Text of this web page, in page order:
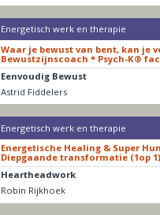
Energetisch werk en therapie
Waar je bewust van bent, kan je
Bewustzijnscoach * Psych-K®
Eenvoudig Bewust
Astrid Fiddelers
Energetisch werk en therapie
Energetische Healing & Super
Diepgaande transformatie (1op 1)
Heartheadwork
Robin Rijkhoek